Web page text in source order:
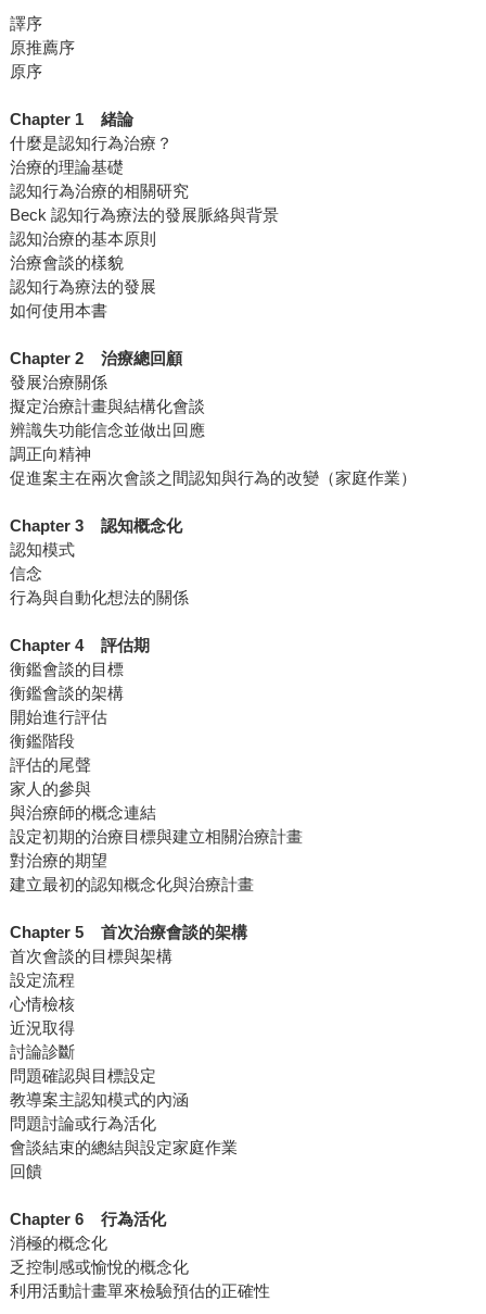
譯序
原推薦序
原序
Chapter 1 緒論
什麼是認知行為治療？
治療的理論基礎
認知行為治療的相關研究
Beck 認知行為療法的發展脈絡與背景
認知治療的基本原則
治療會談的樣貌
認知行為療法的發展
如何使用本書
Chapter 2 治療總回顧
發展治療關係
擬定治療計畫與結構化會談
辨識失功能信念並做出回應
調正向精神
促進案主在兩次會談之間認知與行為的改變（家庭作業）
Chapter 3 認知概念化
認知模式
信念
行為與自動化想法的關係
Chapter 4 評估期
衡鑑會談的目標
衡鑑會談的架構
開始進行評估
衡鑑階段
評估的尾聲
家人的參與
與治療師的概念連結
設定初期的治療目標與建立相關治療計畫
對治療的期望
建立最初的認知概念化與治療計畫
Chapter 5 首次治療會談的架構
首次會談的目標與架構
設定流程
心情檢核
近況取得
討論診斷
問題確認與目標設定
教導案主認知模式的內涵
問題討論或行為活化
會談結束的總結與設定家庭作業
回饋
Chapter 6 行為活化
消極的概念化
乏控制感或愉悅的概念化
利用活動計畫單來檢驗預估的正確性